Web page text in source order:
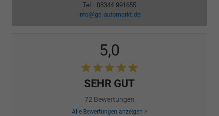
Tel.: 08344 991655
info@gs-automarkt.de
5,0
SEHR GUT
72 Bewertungen
Alle Bewertungen anzeigen >